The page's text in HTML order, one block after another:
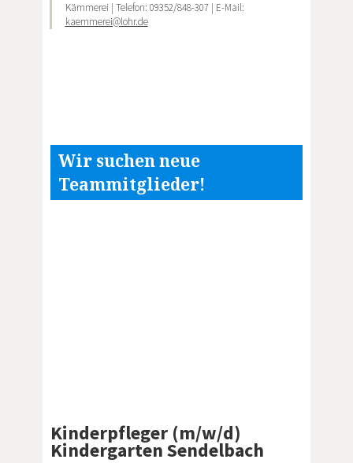
Kämmerei | Telefon: 09352/848-307 | E-Mail:
kaemmerei@lohr.de
Wir suchen neue
Teammitglieder!
Kinderpfleger (m/w/d)
Kindergarten Sendelbach